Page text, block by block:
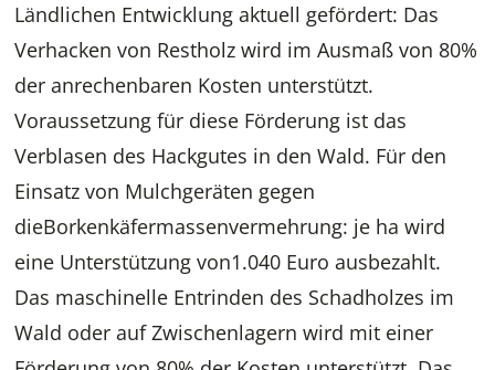
Ländlichen Entwicklung aktuell gefördert: Das
Verhacken von Restholz wird im Ausmaß von 80%
der anrechenbaren Kosten unterstützt.
Voraussetzung für diese Förderung ist das
Verblasen des Hackgutes in den Wald. Für den
Einsatz von Mulchgeräten gegen
dieBorkenkäfermassenvermehrung: je ha wird
eine Unterstützung von1.040 Euro ausbezahlt.
Das maschinelle Entrinden des Schadholzes im
Wald oder auf Zwischenlagern wird mit einer